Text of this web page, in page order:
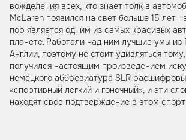
вожделения всех, кто знает толк в
McLaren появился на свет больше 15 лет
пор является одним из самых красивых
планете. Работали над ним лучшие умы из
Англии, поэтому не стоит удивляться
получился настоящим произведением
немецкого аббревиатура SLR
«спортивный легкий и гоночный», и эти
находят свое подтверждение в этом